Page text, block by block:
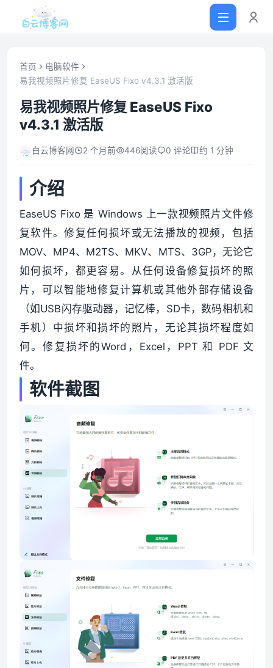
首页
网站源码
软件仓库
主题插件
技术分享
值得一看
资源资讯
首页
电脑软件
易我视频照片修复 EaseUS Fixo v4.3.1 激活版
易我视频照片修复 EaseUS Fixo
v4.3.1 激活版
白云博客网 2 个月前 446阅读 0 评论 约 1 分钟
介绍
EaseUS Fixo 是 Windows 上一款视频照片文件修
复软件。修复任何损坏或无法播放的视频，包括
MOV、MP4、M2TS、MKV、MTS、3GP，无论它
如何损坏，都更容易。从任何设备修复损坏的照
片，可以智能地修复计算机或其他外部存储设备
（如USB闪存驱动器，记忆棒，SD卡，数码相机和
手机）中损坏和损坏的照片，无论其损坏程度如
何。修复损坏的Word，Excel，PPT 和 PDF 文
件。
软件截图